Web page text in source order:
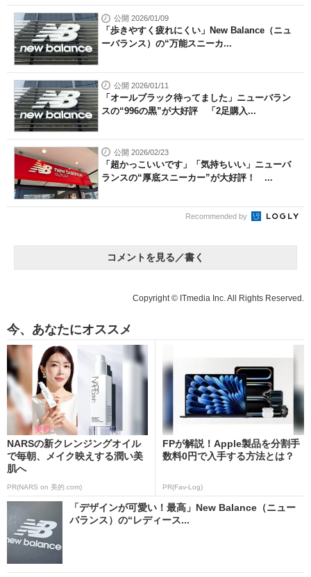
公開 2026/01/09
「歩きやすく疲れにくい」New Balance（ニュ
ーバランス）の“万能スニーカ...
公開 2026/01/11
「オールブラック待ってました」ニューバラン
スの“996の黒”が大好評 「2足購入...
公開 2026/02/23
「超かっこいいです」「気持ちいい」ニューバ
ランスの“厚底スニーカー”が大好評！ ...
Recommended by
コメントを見る／書く
Copyright © ITmedia Inc. All Rights Reserved.
今、あなたにオススメ
NARSの新クレンジングオイル
で毎朝、メイク映えする潤い美
肌へ
PR(NARS on 美的.com)
FPが解説！Apple製品を分割手
数料0円で入手する方法とは？
PR(Fav-Log)
「デザインが可愛い！最高」New Balance（ニュー
バランス）の“レディース...